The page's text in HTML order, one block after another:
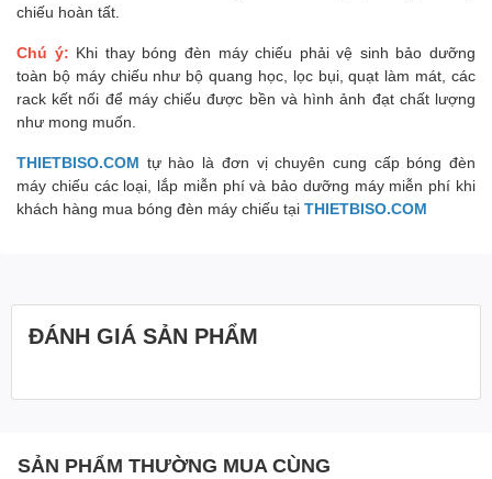
chiếu hoàn tất.
Chú ý: Khi thay bóng đèn máy chiếu phải vệ sinh bảo dưỡng
toàn bộ máy chiếu như bộ quang học, lọc bụi, quạt làm mát, các
rack kết nối để máy chiếu được bền và hình ảnh đạt chất lượng
như mong muốn.
THIETBISO.COM tự hào là đơn vị chuyên cung cấp bóng đèn
máy chiếu các loại, lắp miễn phí và bảo dưỡng máy miễn phí khi
khách hàng mua bóng đèn máy chiếu tại THIETBISO.COM
ĐÁNH GIÁ SẢN PHẨM
SẢN PHẨM THƯỜNG MUA CÙNG